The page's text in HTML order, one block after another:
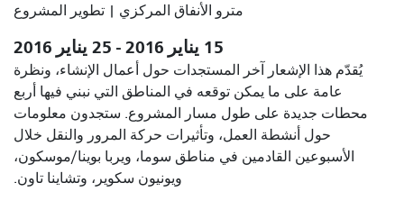
مترو الأنفاق المركزي | تطوير المشروع
15 يناير 2016 - 25 يناير 2016
يُقدّم هذا الإشعار آخر المستجدات حول أعمال الإنشاء، ونظرة
عامة على ما يمكن توقعه في المناطق التي نبني فيها أربع
محطات جديدة على طول مسار المشروع. ستجدون معلومات
حول أنشطة العمل، وتأثيرات حركة المرور والنقل خلال
الأسبوعين القادمين في مناطق سوما، ويربا بوينا/موسكون،
ويونيون سكوير، وتشاينا تاون.